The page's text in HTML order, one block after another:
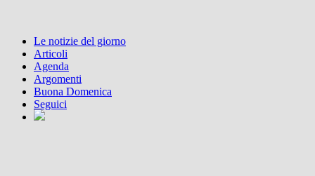
Le notizie del giorno
Articoli
Agenda
Argomenti
Buona Domenica
Seguici